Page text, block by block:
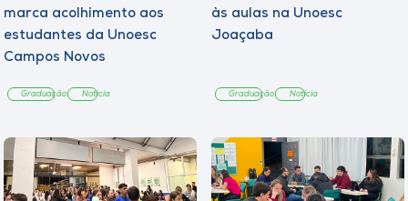
marca acolhimento aos
estudantes da Unoesc
Campos Novos
Graduação Notícia
às aulas na Unoesc
Joaçaba
Graduação Notícia